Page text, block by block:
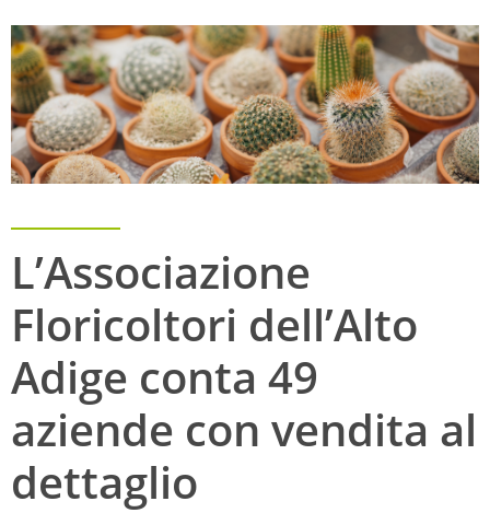
L’Associazione
Floricoltori dell’Alto
Adige conta 49
aziende con vendita al
dettaglio